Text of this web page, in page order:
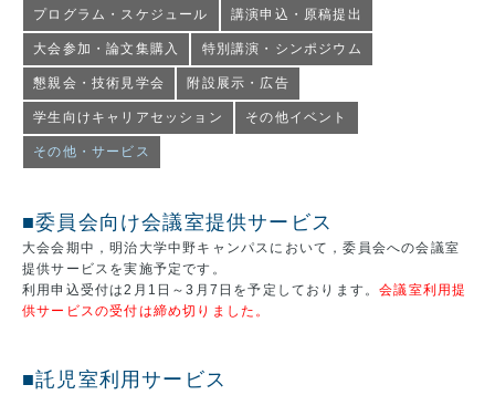
プログラム・スケジュール 講演申込・原稿提出
大会参加・論文集購入 特別講演・シンポジウム
懇親会・技術見学会 附設展示・広告
学生向けキャリアセッション その他イベント
その他・サービス
■委員会向け会議室提供サービス
大会会期中，明治大学中野キャンパスにおいて，委員会への会議室
提供サービスを実施予定です。
利用申込受付は2月1日～3月7日を予定しております。会議室利用提
供サービスの受付は締め切りました。
■託児室利用サービス